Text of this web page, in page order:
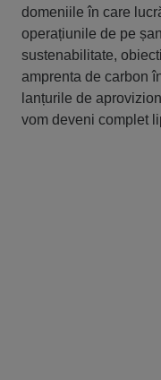
domeniile în care
operațiunile de pe
sustenabilitate,
amprenta de carbon
lanțurile de
vom deveni complet